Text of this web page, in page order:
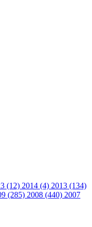
(12) 2014 (4) 2013 (134)
(285) 2008 (440) 2007